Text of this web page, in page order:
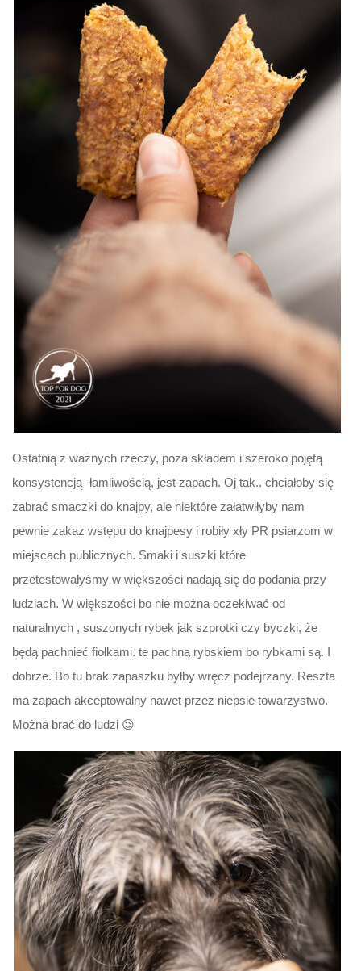
Ostatnią z ważnych rzeczy, poza składem i szeroko pojętą
konsystencją- łamliwością, jest zapach. Oj tak.. chciałoby się
zabrać smaczki do knajpy, ale niektóre załatwiłyby nam
pewnie zakaz wstępu do knajpesy i robiły xły PR psiarzom w
miejscach publicznych. Smaki i suszki które
przetestowałyśmy w większości nadają się do podania przy
ludziach. W większości bo nie można oczekiwać od
naturalnych , suszonych rybek jak szprotki czy byczki, że
będą pachnieć fiołkami. te pachną rybskiem bo rybkami są. I
dobrze. Bo tu brak zapaszku byłby wręcz podejrzany. Reszta
ma zapach akceptowalny nawet przez niepsie towarzystwo.
Można brać do ludzi 😉